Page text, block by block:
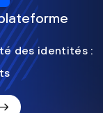
des identités :